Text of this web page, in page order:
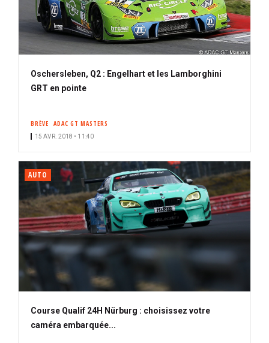
Oschersleben, Q2 : Engelhart et les Lamborghini
GRT en pointe
BRÈVE ADAC GT MASTERS
15 AVR. 2018 • 11:40
AUTO
Course Qualif 24H Nürburg : choisissez votre
caméra embarquée...